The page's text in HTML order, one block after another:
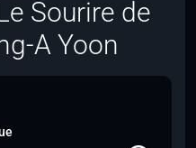
Sourire de
A Yoon